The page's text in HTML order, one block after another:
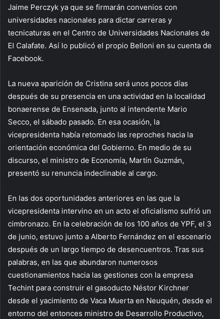
Jaime Perczyk ya que se firmarán convenios con
universidades nacionales para dictar carreras y
tecnicaturas en el Centro de Universidades Nacionales de
El Calafate. Así lo publicó el propio Belloni en su cuenta de
Facebook.
La nueva aparición de Cristina será unos pocos días
después de su presencia en una actividad en la localidad
bonaerense de Ensenada, junto al intendente Mario
Secco, el sábado pasado. En esa ocasión, la
vicepresidenta había retomado las reproches hacia la
orientación económica del Gobierno. En medio de su
discurso, el ministro de Economía, Martín Guzmán,
presentó su renuncia indeclinable al cargo.
En las dos oportunidades anteriores en las que la
vicepresidenta intervino en un acto el oficialismo sufrió un
cimbronazo. En la celebración de los 100 años de YPF, el 3
de junio, estuvo junto a Alberto Fernández en el escenario
después de un largo tiempo de desencuentros. Tras sus
palabras, en las que abundaron numerosos
cuestionamientos hacia las gestiones con la empresa
Techint para construir el gasoducto Néstor Kirchner
desde el yacimiento de Vaca Muerta en Neuquén, desde el
entorno del entonces ministro de Desarrollo Productivo,